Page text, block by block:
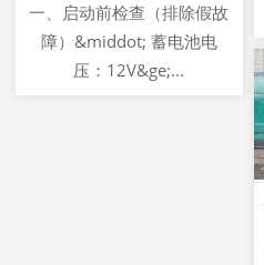
一、启动前检查（排除假故
障）&middot; 蓄电池电
压：12V&ge;...